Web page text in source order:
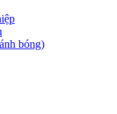
bóng)